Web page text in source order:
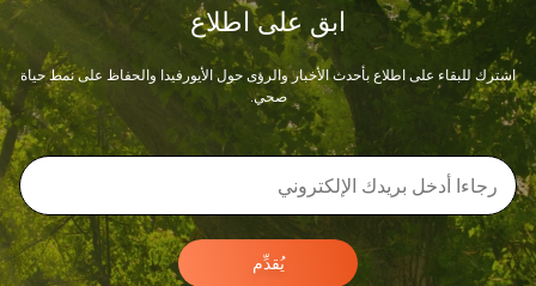
ابق على اطلاع
اشترك للبقاء على اطلاع بأحدث الأخبار والرؤى حول الأيورفيدا والحفاظ على نمط حياة
صحي.
يُقدِّم